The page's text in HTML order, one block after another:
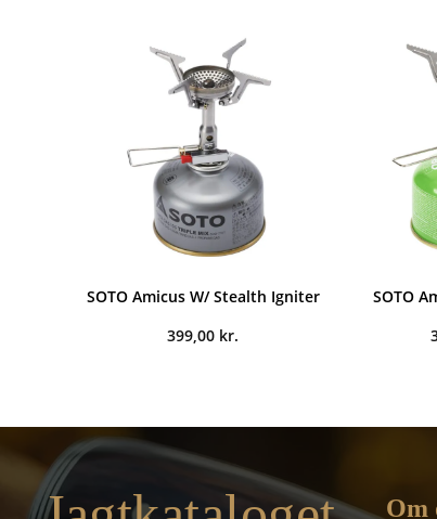
SOTO Amicus W/ Stealth Igniter
399,00 kr.
SOTO
Om